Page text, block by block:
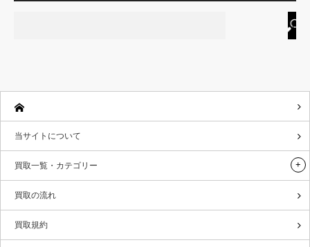
当サイトについて
買取一覧・カテゴリー
買取の流れ
買取規約